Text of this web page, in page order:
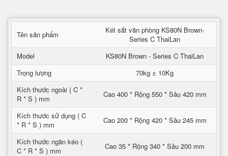
Tên sản phẩm
Két sắt văn phòng KS80N Brown-
Series C ThaiLan
Model
KS80N Brown - Series C ThaiLan
Trọng lượng
70kg ± 10Kg
Kích thước ngoài ( C *
R * S ) mm
Cao 400 * Rộng 550 * Sâu 420 mm
Kích thước sử dụng ( C
* R * S ) mm
Cao 200 * Rộng 420 * Sâu 245 mm
Kích thước ngăn kéo (
C * R * S ) mm
Cao 35 * Rộng 340 * Sâu 200 mm